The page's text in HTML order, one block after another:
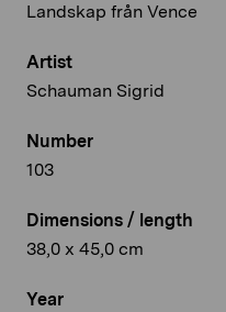
Landskap från Vence
Artist
Schauman Sigrid
Number
103
Dimensions / length
38,0 x 45,0 cm
Year